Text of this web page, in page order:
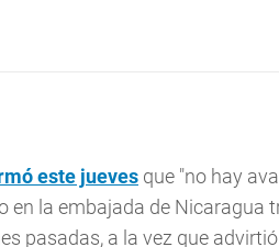
este jueves que "no hay
en la embajada de Nicaragua
pasadas, a la vez que